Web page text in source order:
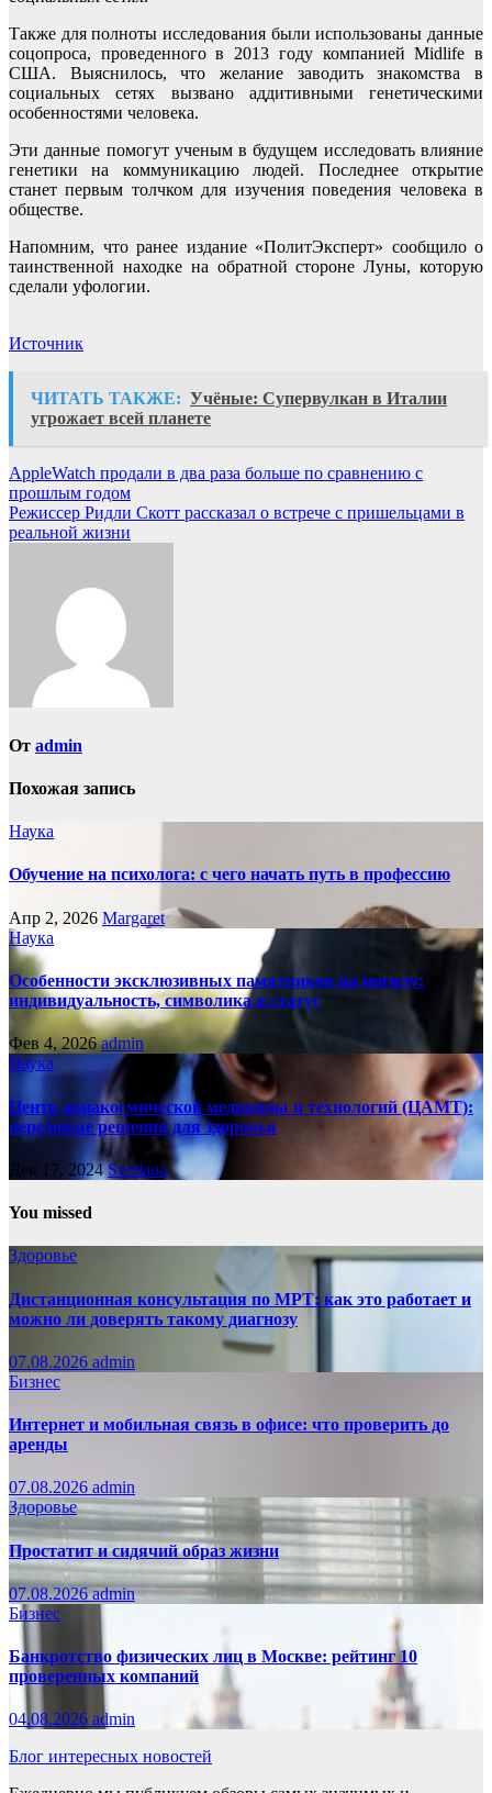
Также для полноты исследования были использованы данные
соцопроса, проведенного в 2013 году компанией Midlife в
США. Выяснилось, что желание заводить знакомства в
социальных сетях вызвано аддитивными генетическими
особенностями человека.
Эти данные помогут ученым в будущем исследовать влияние
генетики на коммуникацию людей. Последнее открытие
станет первым толчком для изучения поведения человека в
обществе.
Напомним, что ранее издание «ПолитЭксперт» сообщило о
таинственной находке на обратной стороне Луны, которую
сделали уфологии.
Источник
ЧИТАТЬ ТАКЖЕ: Учёные: Супервулкан в Италии
угрожает всей планете
Навигация
по
записям
AppleWatch продали в два раза больше по сравнению с
прошлым годом
Режиссер Ридли Скотт рассказал о встрече с пришельцами в
реальной жизни
От admin
Похожая запись
Наука
Обучение на психолога: с чего начать путь в профессию
Апр 2, 2026 Margaret
Наука
Особенности эксклюзивных памятников на могилу:
индивидуальность, символика и статус
Фев 4, 2026admin
Наука
Центр авиакосмической медицины и технологий (ЦАМТ):
передовые решения для здоровья
Дек 17, 2024Svetlana
You missed
Здоровье
Дистанционная консультация по МРТ: как это работает и
можно ли доверять такому диагнозу
07.08.2026 admin
Бизнес
Интернет и мобильная связь в офисе: что проверить до
аренды
07.08.2026 admin
Здоровье
Простатит и сидячий образ жизни
07.08.2026admin
Бизнес
Банкротство физических лиц в Москве: рейтинг 10
проверенных компаний
04.08.2026 admin
Блог интересных новостей